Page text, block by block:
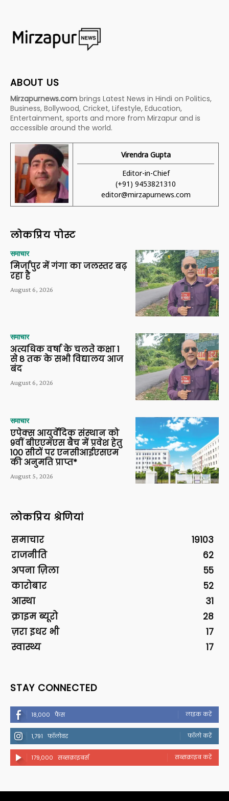
ABOUT US
Mirzapurnews.com brings Latest News in Hindi on Politics,
Business, Bollywood, Cricket, Lifestyle, Education,
Entertainment, sports and more from Mirzapur and is
accessible around the world.
Virendra Gupta
Editor-in-Chief
(+91) 9453821310
editor@mirzapurnews.com
लोकप्रिय पोस्ट
समाचार
मिर्जापुर में गंगा का जलस्तर बढ़
रहा है
August 6, 2026
समाचार
अत्यधिक वर्षा के चलते कक्षा 1
से 8 तक के सभी विद्यालय आज
बंद
August 6, 2026
समाचार
एपेक्स आयुर्वेदिक संस्थान को
9वीं बीएएमएस बैच में प्रवेश हेतु
100 सीटों पर एनसीआईएसएम
की अनुमति प्राप्त*
August 5, 2026
लोकप्रिय श्रेणियां
समाचार
19103
राजनीति
62
अपना ज़िला
55
कारोबार
52
आस्था
31
क्राइम ब्यूरो
28
ज़रा इधर भी
17
स्वास्थ्य
17
STAY CONNECTED
18,000 फैंस लाइक करें
1,791 फॉलोवर फॉलो करें
179,000 सब्सक्राइबर्स सब्सक्राइब करें